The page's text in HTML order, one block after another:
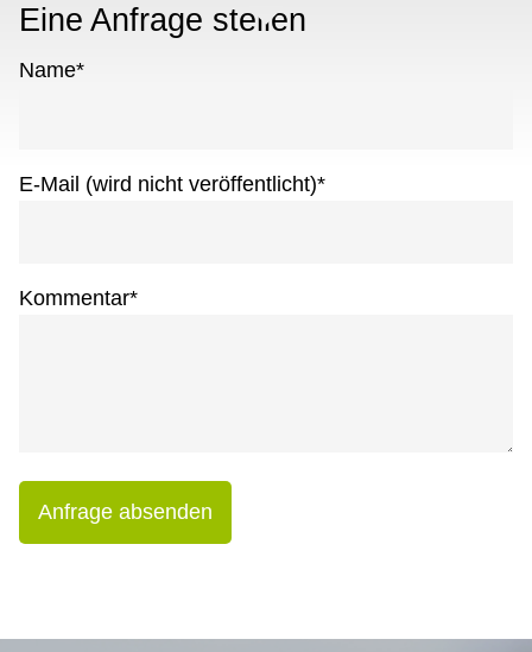
Eine Anfrage stellen
Name*
E-Mail (wird nicht veröffentlicht)*
Kommentar*
Anfrage absenden